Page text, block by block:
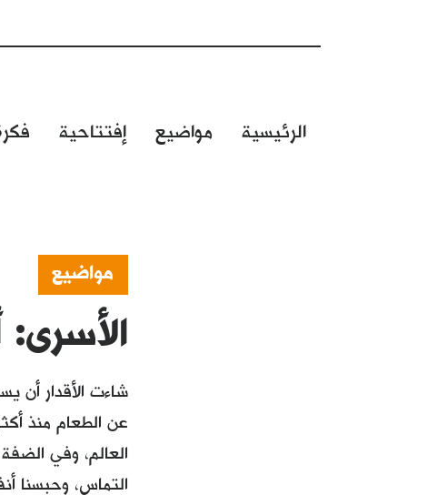
الرئيسية مواضيع إفتتاحية
مواضيع
شاءت الأقدار أن
العالم، وفي
التماس، وحبسنا